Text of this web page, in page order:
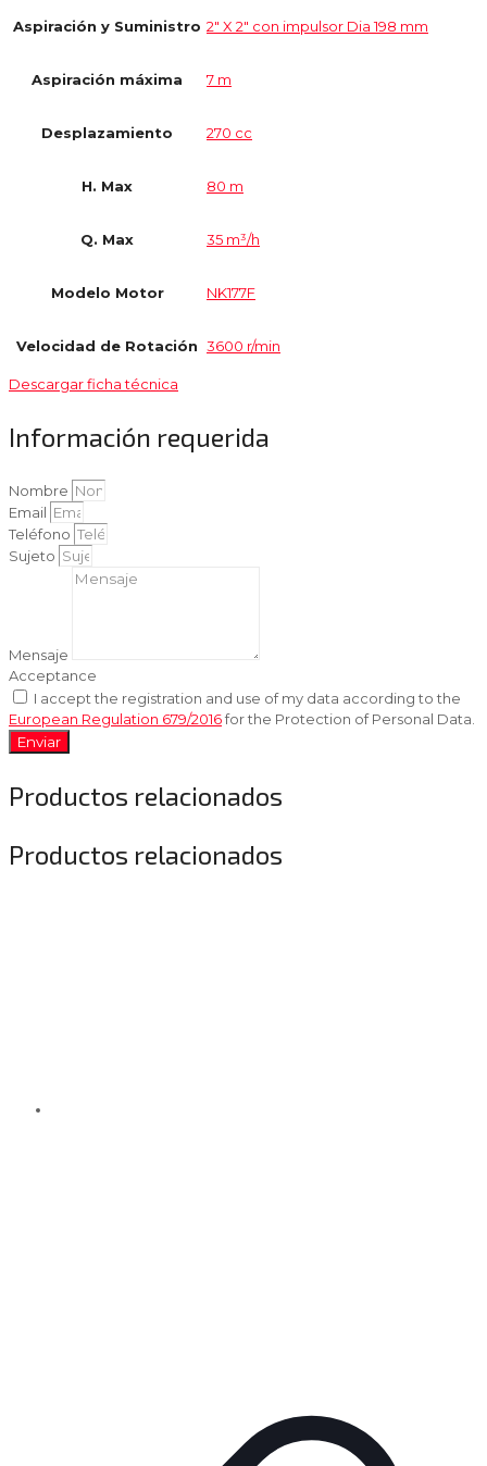
Aspiración y Suministro 2″ X 2″ con impulsor Dia 198 mm
Aspiración máxima 7 m
Desplazamiento 270 cc
H. Max 80 m
Q. Max 35 m³/h
Modelo Motor NK177F
Velocidad de Rotación 3600 r/min
Descargar ficha técnica
Información requerida
Nombre
Email
Teléfono
Sujeto
Mensaje
Acceptance
I accept the registration and use of my data according to the
European Regulation 679/2016for the Protection of Personal Data.
Enviar
Productos relacionados
Productos relacionados